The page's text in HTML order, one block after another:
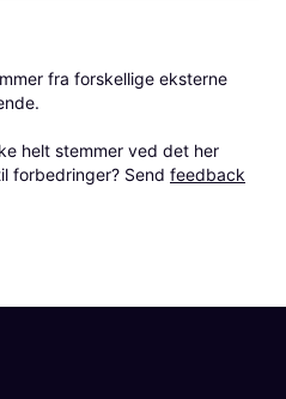
fra forskellige eksterne
helt stemmer ved det her
forbedringer? Send feedback